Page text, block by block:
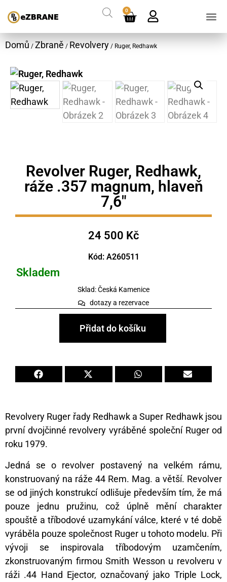
0
Domů / Zbraně / Revolvery / Ruger, Redhawk
Revolver Ruger, Redhawk,
ráže .357 magnum, hlaveň
7,6"
24 500 Kč
Kód: A260511
Skladem
Sklad: Česká Kamenice
dotazy a rezervace
Přidat do košíku
Revolvery Ruger řady Redhawk a Super Redhawk jsou
první dvojčinné revolvery vyráběné společní Ruger od
roku 1979.
Jedná se o revolver postavený na velkém rámu,
konstruovaný na ráže 44 Rem. Mag. a větší. Revolver
se od jiných konstrukcí odlišuje především tím, že má
pouze jednu pružinu, což úplně mění charakter
spouště a tříbodové uzamykání válce, které v té době
vyráběla pouze společnost Ruger u tohoto modelu. Při
vývoji se inspirovala tříbodovým uzamčením,
zkonstruovaným firmou Smith Wesson u revolveru v
ráži .44 Hand Ejector, označovaný jako Triple Lock,